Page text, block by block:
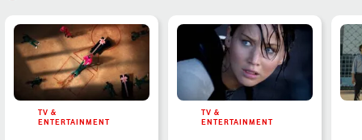
TV &
ENTERTAINMENT
TV &
ENTERTAINMENT